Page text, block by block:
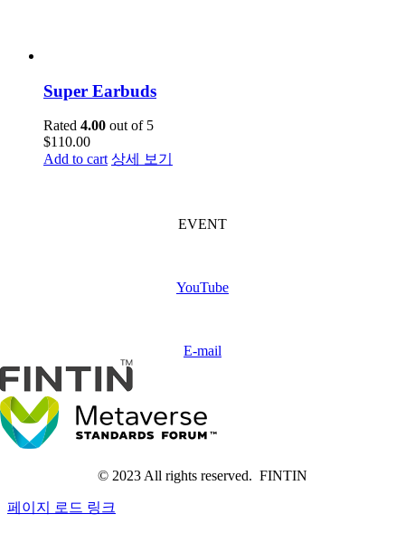
Super Earbuds
Rated 4.00 out of 5
$110.00
Add to cart 상세 보기
EVENT
YouTube
E-mail
© 2023 All rights reserved. FINTIN
페이지 로드 링크